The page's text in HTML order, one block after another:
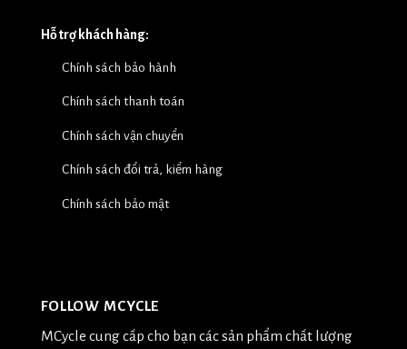
Hỗ trợ khách hàng:
Chính sách bảo hành
Chính sách thanh toán
Chính sách vận chuyển
Chính sách đổi trả, kiểm hàng
Chính sách bảo mật
FOLLOW MCYCLE
MCycle cung cấp cho bạn các sản phẩm chất lượng